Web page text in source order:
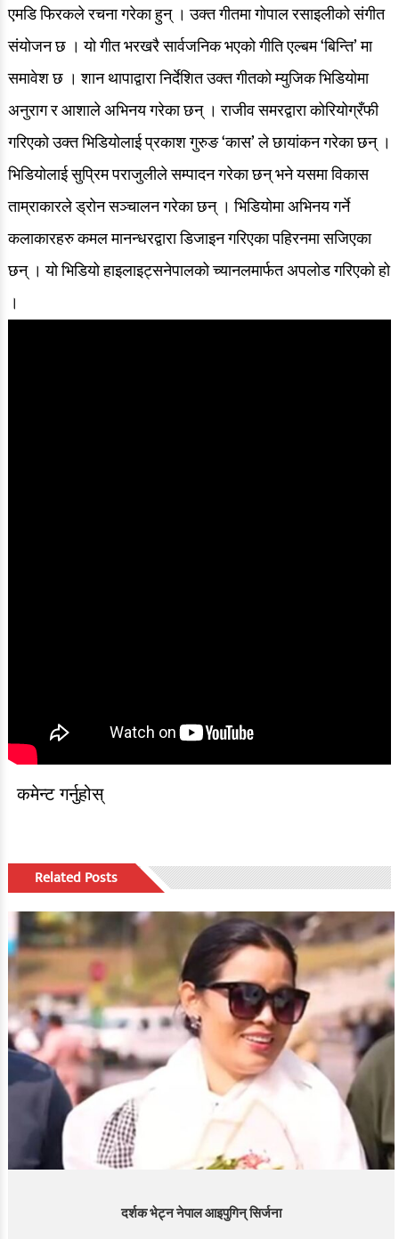
एमडि फिरकले रचना गरेका हुन् । उक्त गीतमा गोपाल रसाइलीको संगीत
संयोजन छ । यो गीत भरखरै सार्वजनिक भएको गीति एल्बम ‘बिन्ति’ मा
समावेश छ । शान थापाद्वारा निर्देशित उक्त गीतको म्युजिक भिडियोमा
अनुराग र आशाले अभिनय गरेका छन् । राजीव समरद्वारा कोरियोग्रँफी
गरिएको उक्त भिडियोलाई प्रकाश गुरुङ ‘कास’ ले छायांकन गरेका छन् ।
भिडियोलाई सुप्रिम पराजुलीले सम्पादन गरेका छन् भने यसमा विकास
ताम्राकारले ड्रोन सञ्चालन गरेका छन् । भिडियोमा अभिनय गर्ने
कलाकारहरु कमल मानन्धरद्वारा डिजाइन गरिएका पहिरनमा सजिएका
छन् । यो भिडियो हाइलाइट्सनेपालको च्यानलमार्फत अपलोड गरिएको हो
।
कमेन्ट गर्नुहोस्
Related Posts
दर्शक भेट्न नेपाल आइपुगिन् सिर्जना